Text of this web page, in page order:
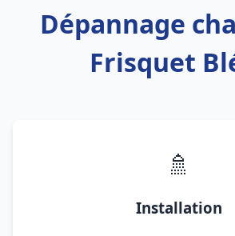
Dépannage
Frisquet
🚿
Installation